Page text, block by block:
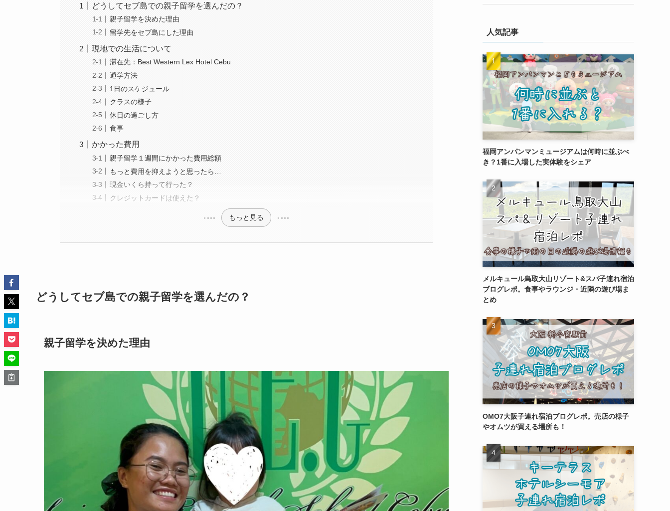
どうしてセブ島での親子留学を選んだの？
親子留学を決めた理由
留学先をセブ島にした理由
現地での生活について
滞在先：Best Western Lex Hotel Cebu
通学方法
1日のスケジュール
クラスの様子
休日の過ごし方
食事
かかった費用
親子留学１週間にかかった費用総額
もっと費用を抑えようと思ったら…
現金いくら持って行った？
クレジットカードは使えた？
もっと見る
どうしてセブ島での親子留学を選んだの？
親子留学を決めた理由
人気記事
福岡アンパンマンミュージアムは何時に並ぶべ
き？1番に入場した実体験をシェア
メルキュール鳥取大山リゾート&スパ子連れ宿泊
ブログレポ。食事やラウンジ・近隣の遊び場ま
とめ
OMO7大阪子連れ宿泊ブログレポ。売店の様子
やオムツが買える場所も！